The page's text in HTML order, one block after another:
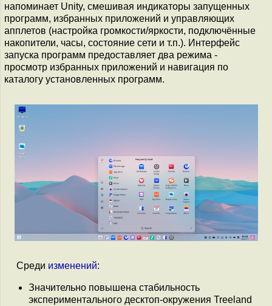
напоминает Unity, смешивая индикаторы запущенных
программ, избранных приложений и управляющих
апплетов (настройка громкости/яркости, подключённые
накопители, часы, состояние сети и т.п.). Интерфейс
запуска программ предоставляет два режима -
просмотр избранных приложений и навигация по
каталогу установленных программ.
Среди изменений:
Значительно повышена стабильность
экспериментального десктоп-окружения Treeland